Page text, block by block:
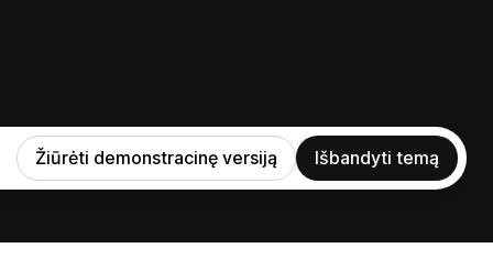
Žiūrėti demonstracinę versiją Išbandyti temą